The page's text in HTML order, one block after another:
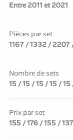
Entre 2011 et 2021
Pièces par set
1167 / 1332 / 2207
Nombre de sets
15 / 15 / 15 / 15 / 15
Prix par set
155 / 176 / 155 /